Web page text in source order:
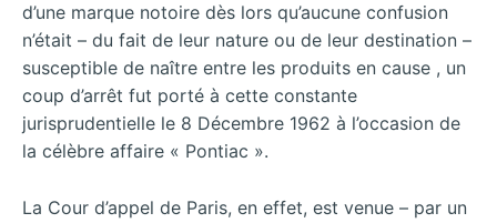
d’une marque notoire dès lors qu’aucune confusion
n’était – du fait de leur nature ou de leur destination –
susceptible de naître entre les produits en cause , un
coup d’arrêt fut porté à cette constante
jurisprudentielle le 8 Décembre 1962 à l’occasion de
la célèbre affaire « Pontiac ».
La Cour d’appel de Paris, en effet, est venue – par un